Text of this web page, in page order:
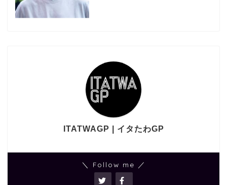
ITATWAGP | イタたわGP
＼ Follow me ／